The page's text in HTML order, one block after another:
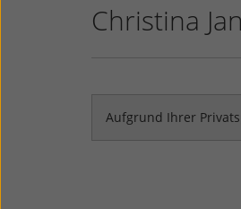
Christina
Aufgrund Ihrer